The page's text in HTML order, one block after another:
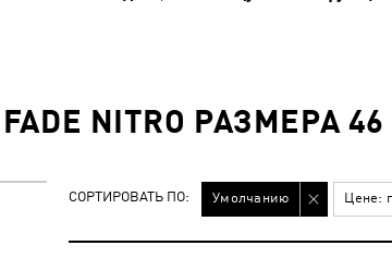
NITRO РАЗМЕРА 46
СОРТИРОВАТЬ ПО: Умолчанию Цене: